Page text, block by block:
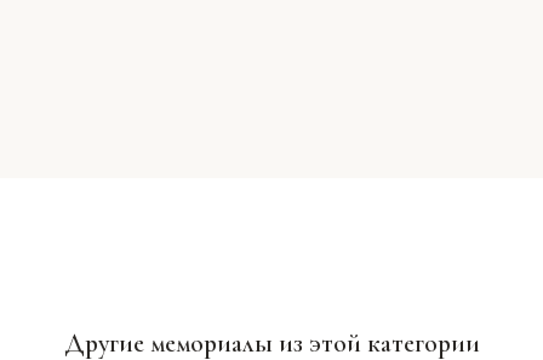
Другие мемориалы из этой категории